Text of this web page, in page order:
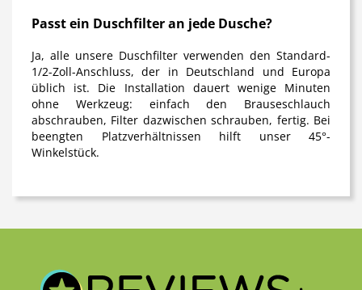
Passt ein Duschfilter an jede Dusche?
Ja, alle unsere Duschfilter verwenden den Standard-
1/2-Zoll-Anschluss, der in Deutschland und Europa
üblich ist. Die Installation dauert wenige Minuten
ohne Werkzeug: einfach den Brauseschlauch
abschrauben, Filter dazwischen schrauben, fertig. Bei
beengten Platzverhältnissen hilft unser 45°-
Winkelstück.